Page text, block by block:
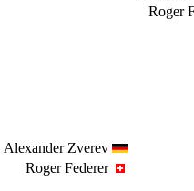
Roger
Alexander Zverev
Roger Federer